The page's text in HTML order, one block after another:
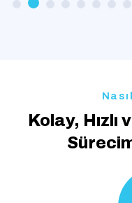
Kolay, Hızlı